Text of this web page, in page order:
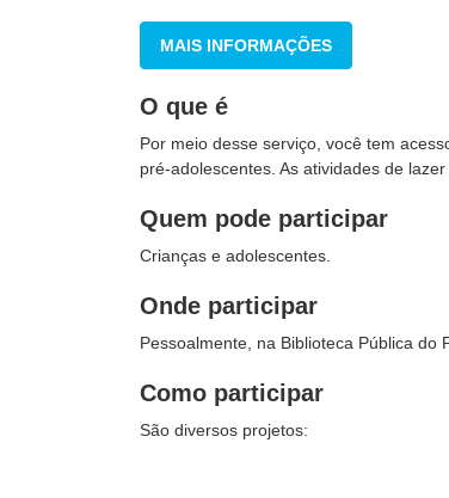
MAIS INFORMAÇÕES
O que é
Por meio desse serviço, você tem
pré-adolescentes. As atividades de
Quem pode participar
Crianças e adolescentes.
Onde participar
Pessoalmente, na Biblioteca Pública do
Como participar
São diversos projetos: